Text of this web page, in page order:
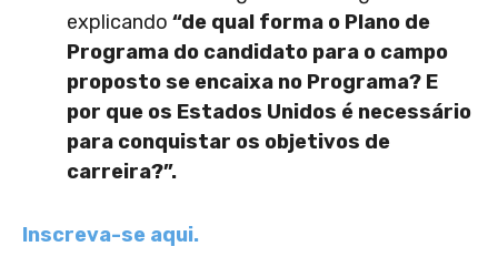
explicando “de qual forma o Plano de
Programa do candidato para o campo
proposto se encaixa no Programa? E
por que os Estados Unidos é necessário
para conquistar os objetivos de
carreira?”.
Inscreva-se aqui.